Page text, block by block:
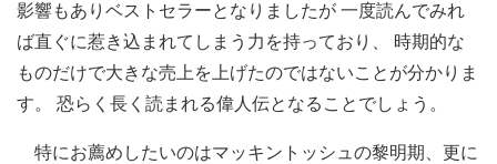
影響もありベストセラーとなりましたが 一度読んでみれ
ば直ぐに惹き込まれてしまう力を持っており、 時期的な
ものだけで大きな売上を上げたのではないことが分かりま
す。 恐らく長く読まれる偉人伝となることでしょう。
特にお薦めしたいのはマッキントッシュの黎明期、更に